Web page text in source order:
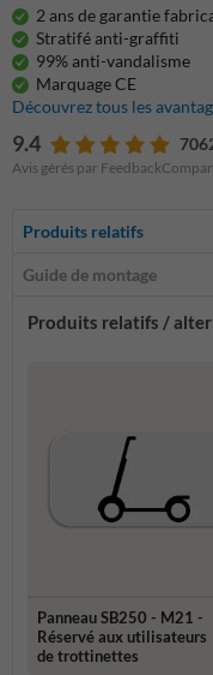
2 ans de garantie
Stratifé anti-graffiti
99% anti-vandalisme
Marquage CE
Découvrez tous les
9.4
Avis gérés par
Produits relatifs
Guide de montage
Produits relatifs /
Panneau SB250 - M21 -
Réservé aux utilisateurs
de trottinettes